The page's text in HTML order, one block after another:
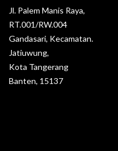
Jl. Palem Manis Raya,
RT.001/RW.004
Gandasari, Kecamatan.
Jatiuwung,
Kota Tangerang
Banten, 15137